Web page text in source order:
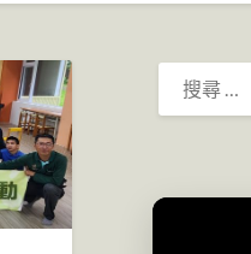
搜
尋：